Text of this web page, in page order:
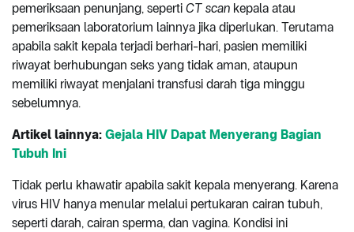
pemeriksaan penunjang, seperti CT scan kepala atau
pemeriksaan laboratorium lainnya jika diperlukan. Terutama
apabila sakit kepala terjadi berhari-hari, pasien memiliki
riwayat berhubungan seks yang tidak aman, ataupun
memiliki riwayat menjalani transfusi darah tiga minggu
sebelumnya.
Artikel lainnya: Gejala HIV Dapat Menyerang Bagian
Tubuh Ini
Tidak perlu khawatir apabila sakit kepala menyerang. Karena
virus HIV hanya menular melalui pertukaran cairan tubuh,
seperti darah, cairan sperma, dan vagina. Kondisi ini